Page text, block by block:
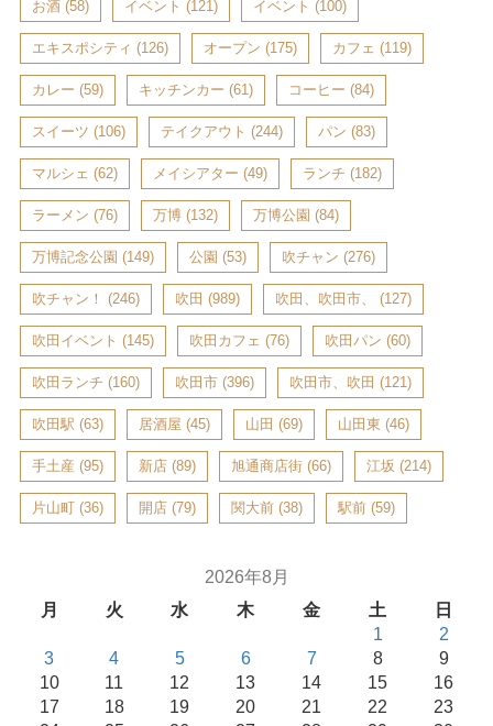
お酒 (58) イベント (121) イベント (100)
エキスポシティ (126) オープン (175) カフェ (119)
カレー (59) キッチンカー (61) コーヒー (84)
スイーツ (106) テイクアウト (244) パン (83)
マルシェ (62) メイシアター (49) ランチ (182)
ラーメン (76) 万博 (132) 万博公園 (84)
万博記念公園 (149) 公園 (53) 吹チャン (276)
吹チャン！ (246) 吹田 (989) 吹田、吹田市、 (127)
吹田イベント (145) 吹田カフェ (76) 吹田パン (60)
吹田ランチ (160) 吹田市 (396) 吹田市、吹田 (121)
吹田駅 (63) 居酒屋 (45) 山田 (69) 山田東 (46)
手土産 (95) 新店 (89) 旭通商店街 (66) 江坂 (214)
片山町 (36) 開店 (79) 関大前 (38) 駅前 (59)
2026年8月
月
火 水 木 金 土
日
1
2
3
4 5 6 7 8
9
10
11 12 13 14 15
16
17
18 19 20 21 22
23